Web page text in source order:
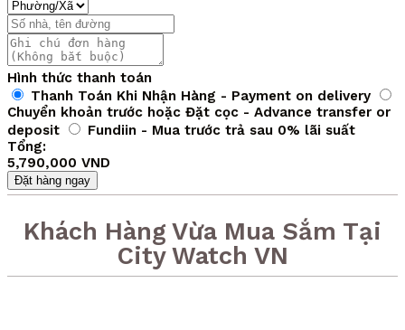
Hình thức thanh toán
Thanh Toán Khi Nhận Hàng - Payment on delivery
Chuyển khoản trước hoặc Đặt cọc - Advance transfer or
deposit
Fundiin - Mua trước trả sau 0% lãi suất
Tổng:
5,790,000 VND
Đặt hàng ngay
Khách Hàng Vừa Mua Sắm Tại
City Watch VN